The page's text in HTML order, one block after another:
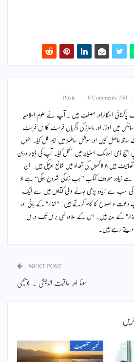
750 Posts
0 Comments
پاکستانی اسکالراور مصنف ہیں ۔ آپ نے علوم اسلامیہ
سائنس میں اونرز اور ماسٹرز کی ڈگریاں فرسٹ کلاس فرسٹ
ساتھ حاصل کیں اور سوشل سائنسز میں ایم فل کیا۔ انہوں
ایچ ڈی اسلامک اسٹیڈیز میں مکمل کیا۔ آپ کی ڈیڑھ درجن
تصانیف ہیں جو لاکھوں کی تعداد میں شائع ہوچکی ہیں۔ ان
زیادہ معروف کتاب ’’جب زندگی شروع ہوگی‘‘ ہے جو
کی سب سے زیادہ پڑھی جانے والی کتابوں میں سے ایک
و اصلاح کا کام کرتے ہیں۔ "انذار" کے بانی اور
"انذار" کے مدیر ہیں۔ اس کے علاوہ کئی برس تک درس
دیتے رہے ہیں۔
NEXT POST
سونا اور عاقبت اندیشی ۔ ابویحییٰ
تعمیر شخصیت